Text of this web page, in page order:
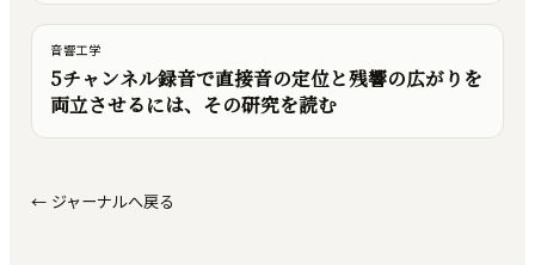
音響工学
5チャンネル録音で直接音の定位と残響の広がりを
両立させるには、その研究を読む
← ジャーナルへ戻る